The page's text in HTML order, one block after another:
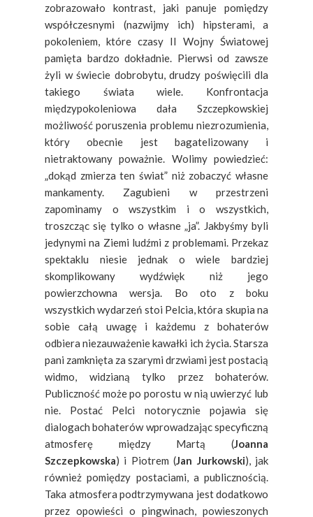
zobrazowało kontrast, jaki panuje pomiędzy
współczesnymi (nazwijmy ich) hipsterami, a
pokoleniem, które czasy II Wojny Światowej
pamięta bardzo dokładnie. Pierwsi od zawsze
żyli w świecie dobrobytu, drudzy poświęcili dla
takiego świata wiele. Konfrontacja
międzypokoleniowa dała Szczepkowskiej
możliwość poruszenia problemu niezrozumienia,
który obecnie jest bagatelizowany i
nietraktowany poważnie. Wolimy powiedzieć:
„dokąd zmierza ten świat” niż zobaczyć własne
mankamenty. Zagubieni w przestrzeni
zapominamy o wszystkim i o wszystkich,
troszcząc się tylko o własne „ja”. Jakbyśmy byli
jedynymi na Ziemi ludźmi z problemami. Przekaz
spektaklu niesie jednak o wiele bardziej
skomplikowany wydźwięk niż jego
powierzchowna wersja. Bo oto z boku
wszystkich wydarzeń stoi Pelcia, która skupia na
sobie całą uwagę i każdemu z bohaterów
odbiera niezauważenie kawałki ich życia. Starsza
pani zamknięta za szarymi drzwiami jest postacią
widmo, widzianą tylko przez bohaterów.
Publiczność może po porostu w nią uwierzyć lub
nie. Postać Pelci notorycznie pojawia się
dialogach bohaterów wprowadzając specyficzną
atmosferę między Martą (Joanna
Szczepkowska) i Piotrem (Jan Jurkowski), jak
również pomiędzy postaciami, a publicznością.
Taka atmosfera podtrzymywana jest dodatkowo
przez opowieści o pingwinach, powieszonych